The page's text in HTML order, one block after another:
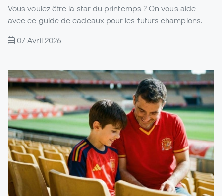
Vous voulez être la star du printemps ? On vous aide
avec ce guide de cadeaux pour les futurs champions.
07 Avril 2026